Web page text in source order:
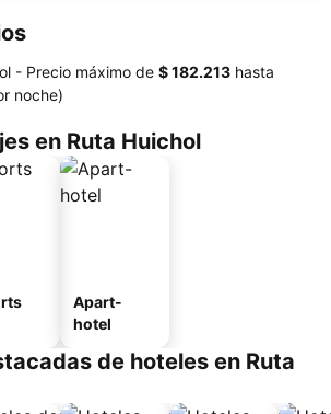
- Precio máximo de ‎$ 182.213 hasta
noche)
en Ruta Huichol
Apart-
hotel
de hoteles en Ruta